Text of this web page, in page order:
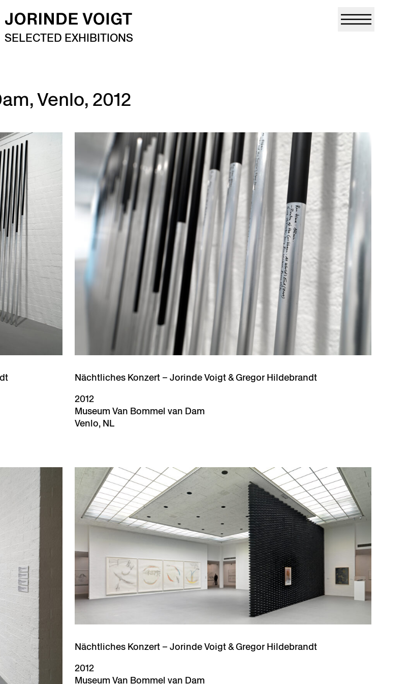
SELECTED EXHIBITIONS
Venlo, 2012
Nächtliches Konzert – Jorinde Voigt & Gregor Hildebrandt
2012
Museum Van Bommel van Dam
Venlo, NL
Nächtliches Konzert – Jorinde Voigt & Gregor Hildebrandt
2012
Museum Van Bommel van Dam